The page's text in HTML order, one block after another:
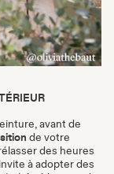
avant de
de votre
des heures
à adopter des